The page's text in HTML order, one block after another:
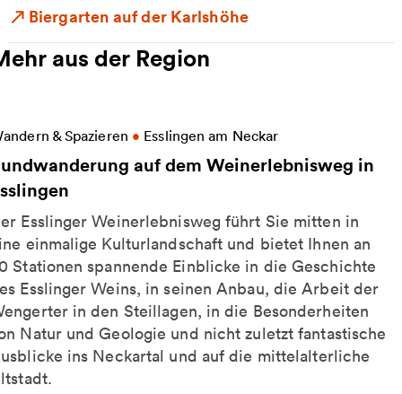
Biergarten auf der Karlshöhe
aus der Region
& Spazieren • Esslingen am Neckar
auf dem Weinerlebnisweg in
Esslinger Weinerlebnisweg führt Sie mitten in
einmalige Kulturlandschaft und bietet Ihnen an
Stationen spannende Einblicke in die Geschichte
Esslinger Weins, in seinen Anbau, die Arbeit der
in den Steillagen, in die Besonderheiten
Natur und Geologie und nicht zuletzt fantastische
ins Neckartal und auf die mittelalterliche
Informationen zu Rundwanderung auf dem